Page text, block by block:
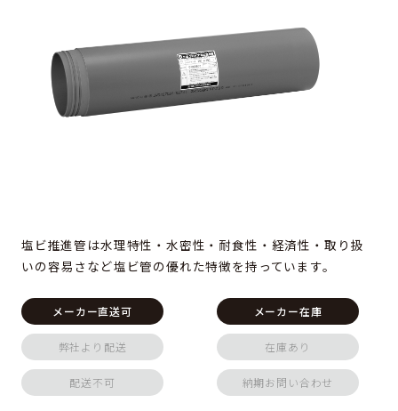
塩ビ推進管は水理特性・水密性・耐食性・経済性・取り扱
いの容易さなど塩ビ管の優れた特徴を持っています。
メーカー直送可 メーカー在庫
弊社より配送 在庫あり
配送不可 納期お問い合わせ